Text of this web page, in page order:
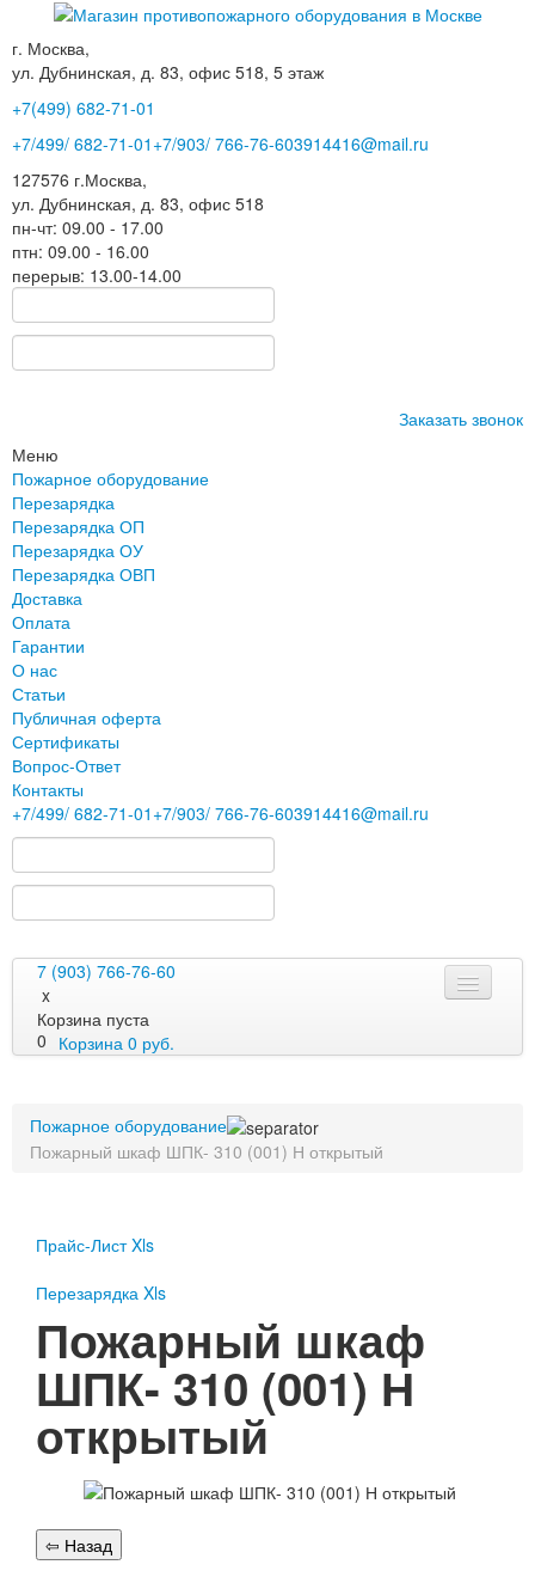
г. Москва,
ул. Дубнинская, д. 83, офис 518, 5 этаж
+7(499) 682-71-01
+7/499/ 682-71-01 +7/903/ 766-76-603914416@mail.ru
127576 г.Москва,
ул. Дубнинская, д. 83, офис 518
пн-чт: 09.00 - 17.00
птн: 09.00 - 16.00
перерыв: 13.00-14.00
Заказать звонок
Меню
Пожарное оборудование
Перезарядка
Перезарядка ОП
Перезарядка ОУ
Перезарядка ОВП
Доставка
Оплата
Гарантии
О нас
Статьи
Публичная оферта
Сертификаты
Вопрос-Ответ
Контакты
+7/499/ 682-71-01 +7/903/ 766-76-603914416@mail.ru
7 (903) 766-76-60
x
Корзина пуста
0 Корзина 0 руб.
Перезарядка
Перезарядка ОП
Доставка
Оплата
Гарантии
Статьи
Публичная оферта
Вопрос-Ответ
Контакты
Пожарное оборудование
Пожарный шкаф ШПК- 310 (001) Н открытый
Прайс-Лист Xls
Перезарядка Xls
Пожарный шкаф
ШПК- 310 (001) Н
открытый